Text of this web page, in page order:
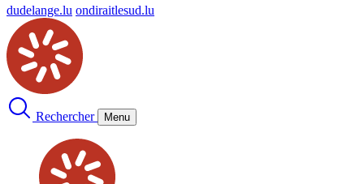
dudelange.lu ondiraitlesud.lu
Rechercher Menu